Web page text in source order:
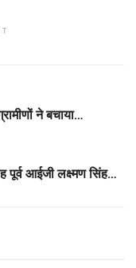
ने बचाया…
पूर्व आईजी लक्ष्मण सिंह…